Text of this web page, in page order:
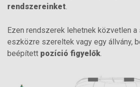
rendszereinket.
Ezen rendszerek lehetnek közvetlen
eszközre szereltek vagy egy állvány,
beépített pozíció figyelők.